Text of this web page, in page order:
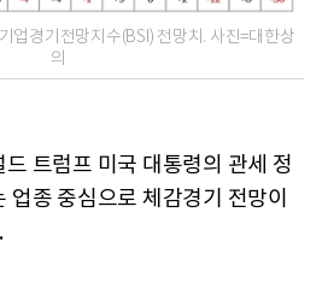
업경기전망지수(BSI) 전망치. 사진=대한상
의
트럼프 미국 대통령의 관세 정
업종 중심으로 체감경기 전망이